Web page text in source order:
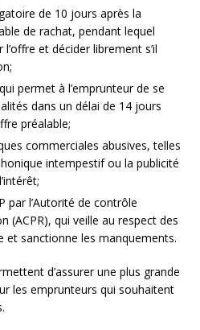
de 10 jours après la
de rachat, pendant lequel
et décider librement s’il
permet à l’emprunteur de se
dans un délai de 14 jours
préalable;
commerciales abusives, telles
intempestif ou la publicité
par l’Autorité de contrôle
(ACPR), qui veille au respect des
et sanctionne les manquements.
d’assurer une plus grande
les emprunteurs qui souhaitent